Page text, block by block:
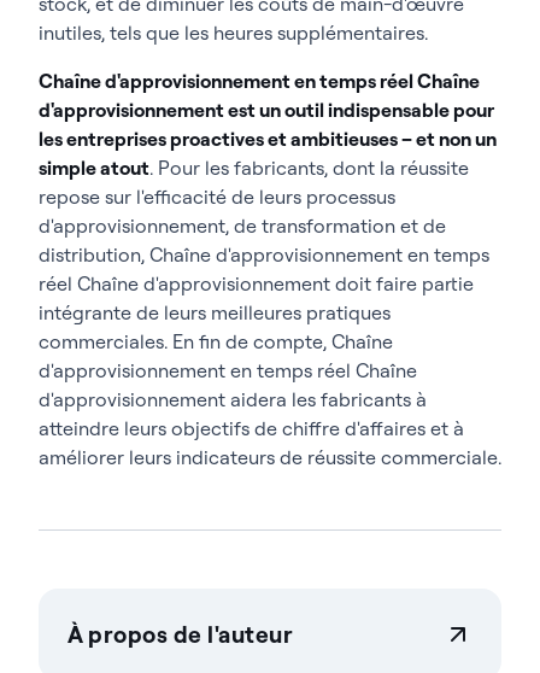
inutiles, tels que les heures supplémentaires.
Chaîne d'approvisionnement en temps réel Chaîne
d'approvisionnement est un outil indispensable pour
les entreprises proactives et ambitieuses – et non un
simple atout. Pour les fabricants, dont la réussite
repose sur l'efficacité de leurs processus
d'approvisionnement, de transformation et de
distribution, Chaîne d'approvisionnement en temps
réel Chaîne d'approvisionnement doit faire partie
intégrante de leurs meilleures pratiques
commerciales. En fin de compte, Chaîne
d'approvisionnement en temps réel Chaîne
d'approvisionnement aidera les fabricants à
atteindre leurs objectifs de chiffre d'affaires et à
améliorer leurs indicateurs de réussite commerciale.
À propos de l'auteur